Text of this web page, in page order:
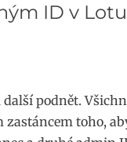
ID v
podnět.
toho,